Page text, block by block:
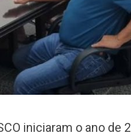
iniciaram o ano